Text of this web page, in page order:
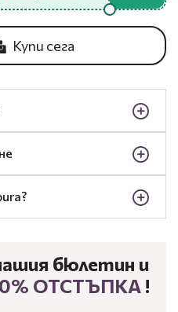
Купи сега
бюлетин и
ОТСТЪПКА !